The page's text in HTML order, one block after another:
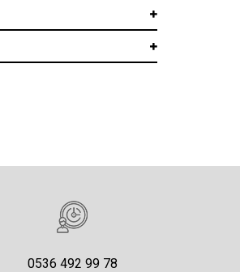
0536 492 99 78